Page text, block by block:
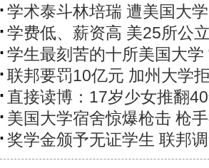
学术泰斗林培瑞 遭美国大
学费低、薪资高 美25所公
学生最刻苦的十所美国大
联邦要罚10亿元 加州大学
直接读博：17岁少女推翻
美国大学宿舍惊爆枪击 枪
奖学金颁予无证学生 联邦